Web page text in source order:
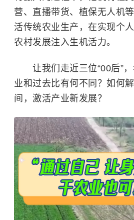
营、直播带货、植保无人机
活传统农业生产，在实现个
农村发展注入生机活力。
让我们走近三位“00后”，
业和过去比有何不同？如何
间，激活产业新发展？